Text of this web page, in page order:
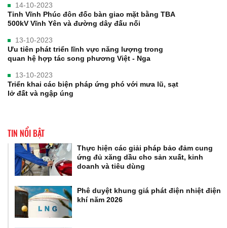
14-10-2023
Tỉnh Vĩnh Phúc đôn đốc bàn giao mặt bằng TBA
500kV Vĩnh Yên và đường dây đấu nối
13-10-2023
Ưu tiên phát triển lĩnh vực năng lượng trong
quan hệ hợp tác song phương Việt - Nga
13-10-2023
Triển khai các biện pháp ứng phó với mưa lũ, sạt
lở đất và ngập úng
TIN NỔI BẬT
Thực hiện các giải pháp bảo đảm cung
ứng đủ xăng dầu cho sản xuất, kinh
doanh và tiêu dùng
Phê duyệt khung giá phát điện nhiệt điện
khí năm 2026